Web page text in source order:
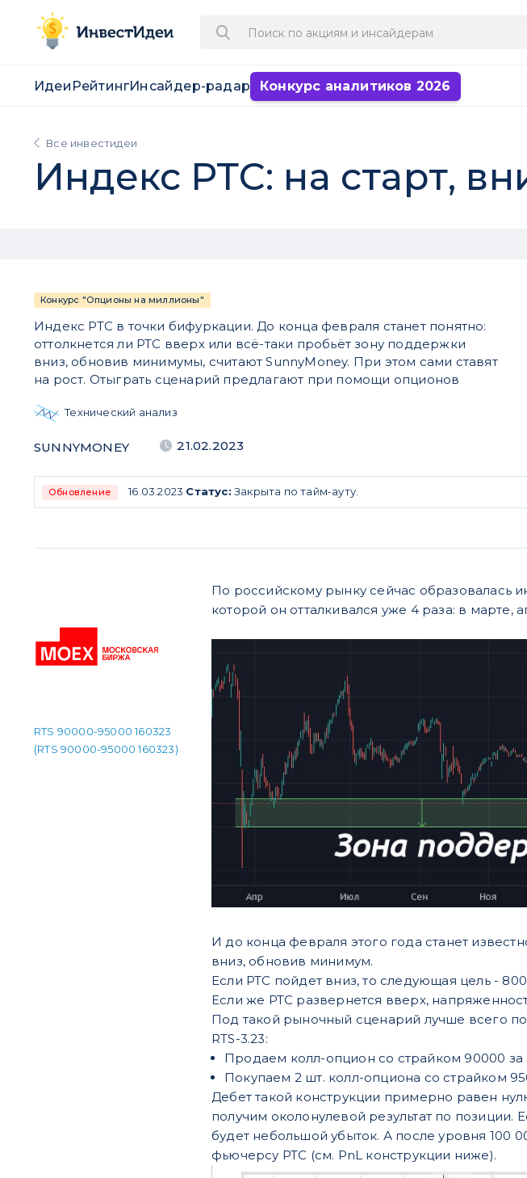
Идеи РейтингИнсайдер-радар Конкурс аналитиков 2026
Все инвестидеи
Индекс РТС: на старт,
Конкурс "Опционы на миллионы"
Индекс РТС в точки бифуркации. До конца февраля станет понятно:
оттолкнется ли РТС вверх или всё-таки пробьёт зону поддержки
вниз, обновив минимумы, считают SunnyMoney. При этом сами ставят
на рост. Отыграть сценарий предлагают при помощи опционов
Технический анализ
SUNNYMONEY 21.02.2023
Обновление 16.03.2023 Статус: Закрыта по тайм-ауту.
RTS 90000-95000 160323
(RTS 90000-95000 160323)
По российскому рынку сейчас образовалась
которой он отталкивался уже 4 раза: в
И до конца февраля этого года станет
вниз, обновив минимум.
Если РТС пойдет вниз, то следующая цель -
Если же РТС развернется вверх,
Под такой рыночный сценарий лучше всего
RTS-3.23:
Продаем колл-опцион со страйком 90000 за
Покупаем 2 шт. колл-опциона со страйком
Дебет такой конструкции примерно равен
получим околонулевой результат по
будет небольшой убыток. А после уровня 100
фьючерсу РТС (см. PnL конструкции ниже).